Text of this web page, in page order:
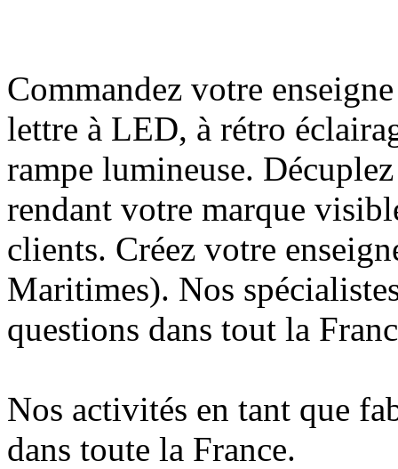
Commandez votre
lettre à LED, à rétro
rampe lumineuse.
rendant votre marque
clients. Créez votre
Maritimes). Nos
questions dans tout la
Nos activités en tant que
dans toute la France.